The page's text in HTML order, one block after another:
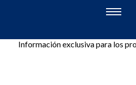
Información exclusiva para los